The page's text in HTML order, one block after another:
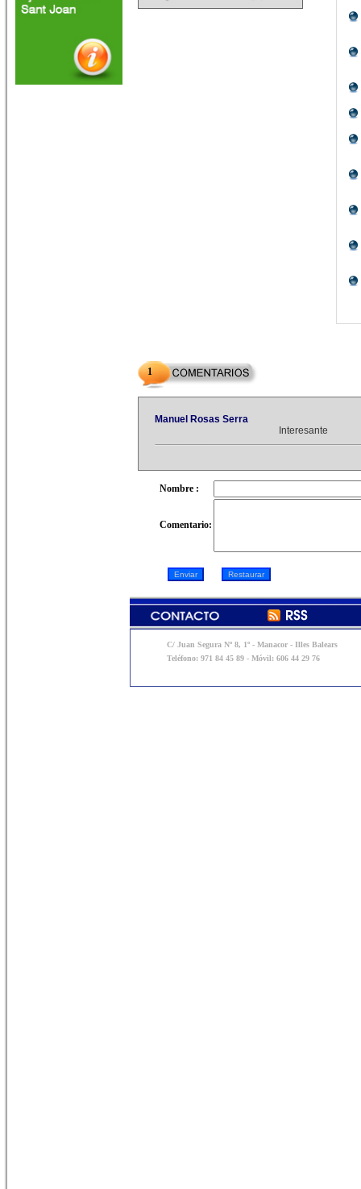
1
Manuel Rosas Serra
Interesante
Nombre :
Comentario:
C/ Juan Segura Nº 8, 1º - Manacor - Illes Balears
Teléfono: 971 84 45 89 - Móvil: 606 44 29 76